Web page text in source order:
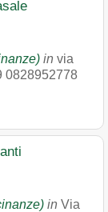
in via
0828952778
in Via